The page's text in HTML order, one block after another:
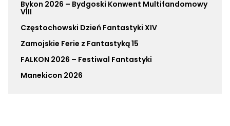
Bykon 2026 – Bydgoski Konwent Multifandomowy
VIII
Częstochowski Dzień Fantastyki XIV
Zamojskie Ferie z Fantastyką 15
FALKON 2026 – Festiwal Fantastyki
Manekicon 2026